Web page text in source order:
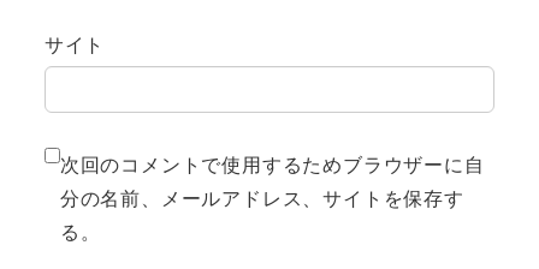
サイト
次回のコメントで使用するためブラウザーに自
分の名前、メールアドレス、サイトを保存す
る。